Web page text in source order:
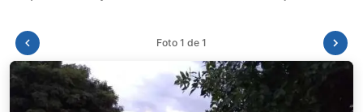
Foto 1 de 1